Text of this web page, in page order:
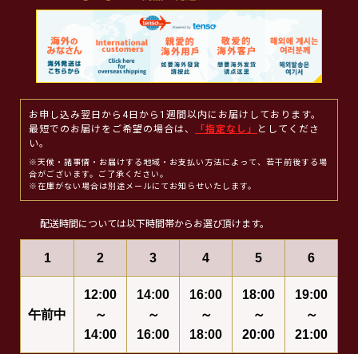
お申し込み翌日から4日から1週間以内にお届けしております。
最短でのお届けをご希望の場合は、
「指定なし」
としてくださ
い。
※天候・諸事情・お届けする地域・お支払い方法によって、若干前後する場
合がございます。ご了承ください。
※在庫がない場合は別途メールにてお知らせいたします。
配送時間については以下時間帯からお選び頂けます。
1 2 3 4 5 6
午前中
12:00
～
14:00
14:00
～
16:00
16:00
～
18:00
18:00
～
20:00
19:00
～
21:00